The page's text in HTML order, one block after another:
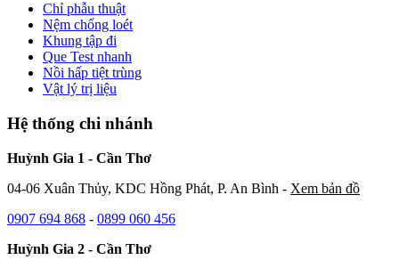
Chỉ phẫu thuật
Nệm chống loét
Khung tập đi
Que Test nhanh
Nồi hấp tiệt trùng
Vật lý trị liệu
Hệ thống chi nhánh
Huỳnh Gia 1 - Cần Thơ
04-06 Xuân Thủy, KDC Hồng Phát, P. An Bình - Xem bản đồ
0907 694 868 - 0899 060 456
Huỳnh Gia 2 - Cần Thơ